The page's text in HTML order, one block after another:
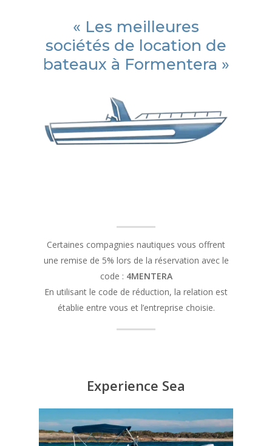
« Les meilleures
sociétés de location de
bateaux à Formentera »
Certaines compagnies nautiques vous offrent
une remise de 5% lors de la réservation avec le
code : 4MENTERA
En utilisant le code de réduction, la relation est
établie entre vous et l’entreprise choisie.
Experience Sea